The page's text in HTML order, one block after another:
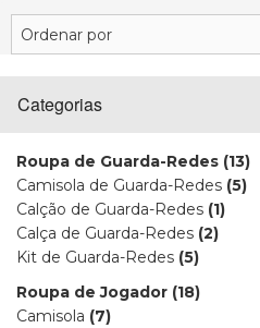
Categorias
Roupa de Guarda-Redes (13)
Camisola de Guarda-Redes (5)
Calção de Guarda-Redes (1)
Calça de Guarda-Redes (2)
Kit de Guarda-Redes (5)
Roupa de Jogador (18)
Camisola (7)